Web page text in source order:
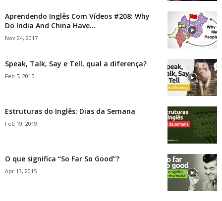
Aprendendo Inglês Com Vídeos #208: Why
Do India And China Have...
Nov 24, 2017
Speak, Talk, Say e Tell, qual a diferença?
Feb 5, 2015
Estruturas do Inglês: Dias da Semana
Feb 19, 2019
O que significa “So Far So Good”?
Apr 13, 2015